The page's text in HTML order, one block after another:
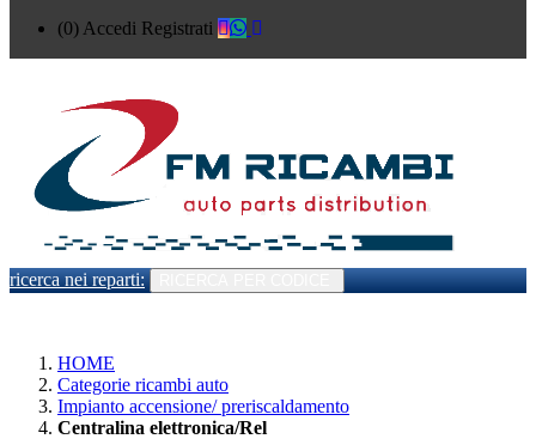
(0) Accedi Registrati
ricerca nei reparti:
HOME
Categorie ricambi auto
Impianto accensione/ preriscaldamento
Centralina elettronica/Rel